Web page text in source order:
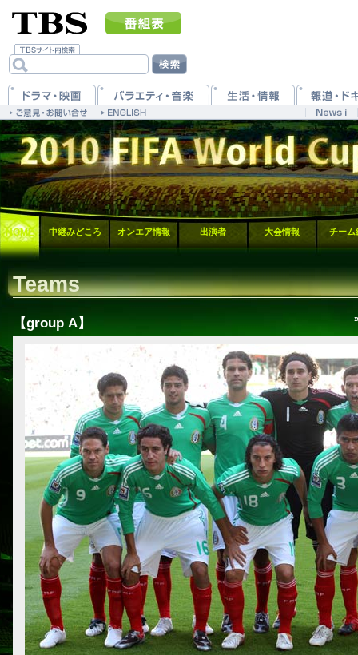
HOME 中継みどころ オンエア情報 出演者 大会情報 チーム
Teams
【group A】